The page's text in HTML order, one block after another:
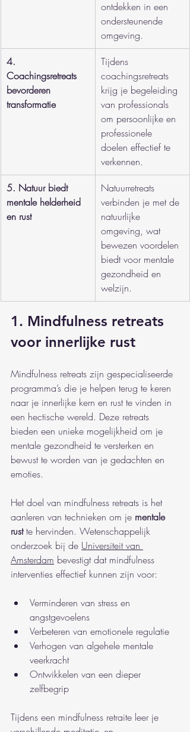
ontdekken in een
ondersteunende
omgeving.
4.
Coachingsretreats
bevorderen
transformatie
Tijdens
coachingsretreats
krijg je begeleiding
van professionals
om persoonlijke en
professionele
doelen effectief te
verkennen.
5. Natuur biedt
mentale helderheid
en rust
Natuurretreats
verbinden je met de
natuurlijke
omgeving, wat
bewezen voordelen
biedt voor mentale
gezondheid en
welzijn.
1. Mindfulness retreats
voor innerlijke rust
Mindfulness retreats zijn gespecialiseerde
programma’s die je helpen terug te keren
naar je innerlijke kern en rust te vinden in
een hectische wereld. Deze retreats
bieden een unieke mogelijkheid om je
mentale gezondheid te versterken en
bewust te worden van je gedachten en
emoties.
Het doel van mindfulness retreats is het
aanleren van technieken om je mentale
rust te hervinden. Wetenschappelijk
onderzoek bij de Universiteit van
Amsterdam bevestigt dat mindfulness
interventies effectief kunnen zijn voor:
Verminderen van stress en
angstgevoelens
Verbeteren van emotionele regulatie
Verhogen van algehele mentale
veerkracht
Ontwikkelen van een dieper
zelfbegrip
Tijdens een mindfulness retraite leer je